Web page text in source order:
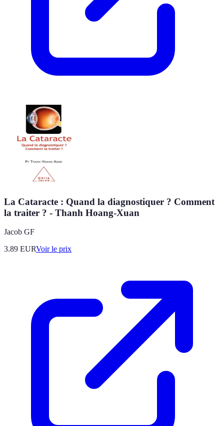
La Cataracte : Quand la diagnostiquer ? Comment
la traiter ? - Thanh Hoang-Xuan
Jacob GF
3.89 EURVoir le prix